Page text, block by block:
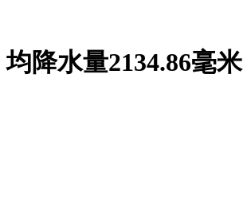
均降水量2134.86毫米